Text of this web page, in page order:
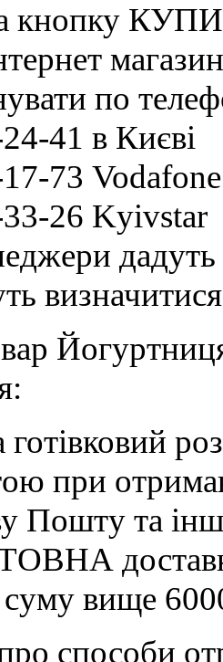
кнопку
по
41 в Києві
73 Vodafone
26 Kyivstar
дадуть
готівковий
при
Пошту та
суму вище
способи